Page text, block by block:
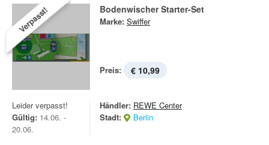
Verpasst! Bodenwischer Starter-Set
Marke: Swiffer
Preis: € 10,99
Leider verpasst!
Gültig: 14.06. -
20.06.
Händler: REWE Center
Stadt:
Berlin